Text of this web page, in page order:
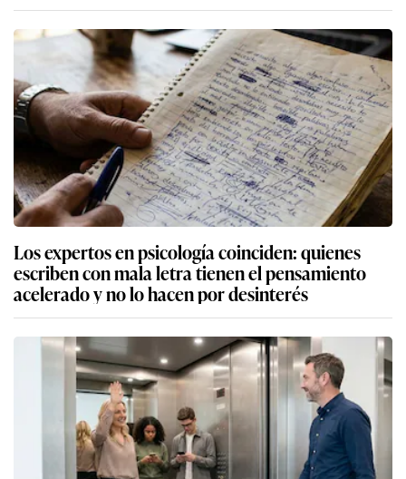
Los expertos en psicología coinciden: quienes
escriben con mala letra tienen el pensamiento
acelerado y no lo hacen por desinterés